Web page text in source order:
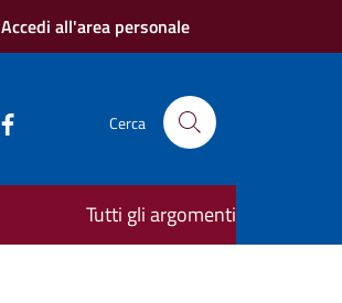
Accedi all'area personale
Cerca
Tutti gli argomenti